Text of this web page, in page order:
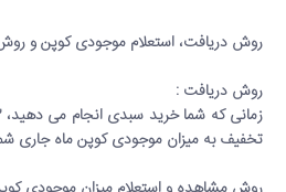
روش دریافت، استعلام موجودی کوپن و روش
روش دریافت‌ :
تخفیف به میزان موجودی کوپن ماه جاری